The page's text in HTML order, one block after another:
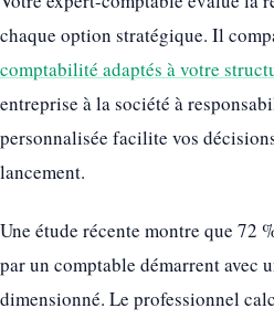
chaque option stratégique. Il
comptabilité adaptés à votre
entreprise à la société à
personnalisée facilite vos
lancement.
Une étude récente montre que 72
par un comptable démarrent avec
dimensionné. Le professionnel